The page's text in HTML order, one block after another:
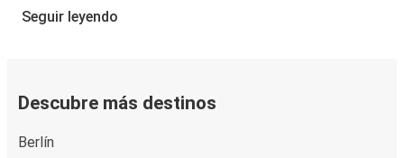
FlixBus combina precios bajos con comodidad para
enchufes. Escoge tu asiento favorito al reservar y viaja
equipaje de mano y una pieza de equipaje facturado.
Seguir leyendo
Descubre más destinos
Berlín